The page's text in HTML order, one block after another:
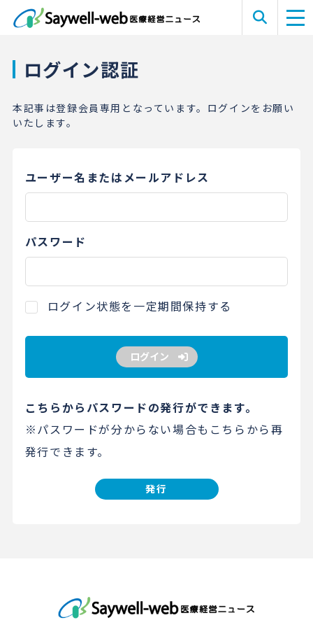
ログイン認証
本記事は登録会員専用となっています。ログインをお願い
いたします。
ユーザー名またはメールアドレス
パスワード
ログイン状態を一定期間保持する
ログイン
こちらからパスワードの発行ができます。
※パスワードが分からない場合もこちらから再
発行できます。
発行